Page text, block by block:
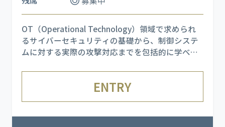
OT（Operational Technology）領域で求められ
るサイバーセキュリティの基礎から、制御システ
ムに対する実際の攻撃対応までを包括的に学べる
プラント）環境を再現したシステム上で、OT 分野
に必要な技術と方法論を体系的に習得します。ト
ENTRY